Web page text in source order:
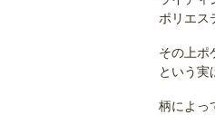
ポリエス
その上ポ
という実
柄によっ